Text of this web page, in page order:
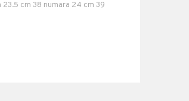
23.5 cm 38 numara 24 cm 39